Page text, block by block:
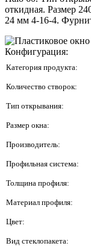
откидная. Размер
24 мм 4-16-4.
Конфигурация:
Категория продукта:
Количество створок:
Тип открывания:
Размер окна:
Производитель:
Профильная система:
Толщина профиля:
Материал профиля:
Цвет:
Вид стеклопакета: